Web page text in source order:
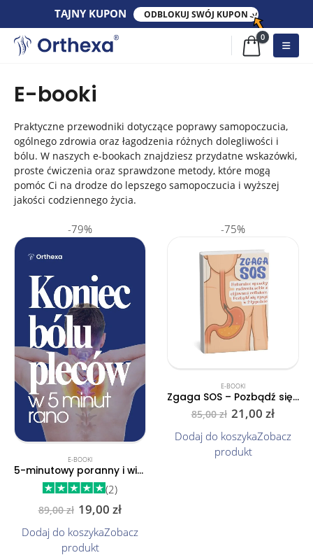
TAJNY​ KUPON​ ODBLOKUJ SWÓJ KUPON
0
E-booki
Praktyczne przewodniki dotyczące poprawy samopoczucia,
ogólnego zdrowia oraz łagodzenia różnych dolegliwości i
bólu. W naszych e-bookach znajdziesz przydatne wskazówki,
proste ćwiczenia oraz sprawdzone metody, które mogą
pomóc Ci na drodze do lepszego samopoczucia i wyższej
jakości codziennego życia.
-79%
E-BOOKI
5-minutowy poranny i wieczorny program dla zdrowego kręgosłupa
(2)
89,00zł 19,00zł
Dodaj do koszykaZobacz
produkt
-75%
E-BOOKI
Zgaga SOS – Pozbądź się zgagi w 2 tygodnie
85,00zł 21,00zł
Dodaj do koszykaZobacz
produkt